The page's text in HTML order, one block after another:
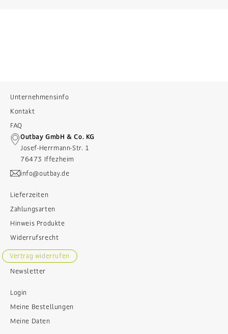
Unternehmensinfo
Kontakt
FAQ
Outbay GmbH & Co. KG
Josef-Herrmann-Str. 1
76473 Iffezheim
info@outbay.de
Lieferzeiten
Zahlungsarten
Hinweis Produkte
Widerrufsrecht
Vertrag widerrufen
Newsletter
Login
Meine Bestellungen
Meine Daten